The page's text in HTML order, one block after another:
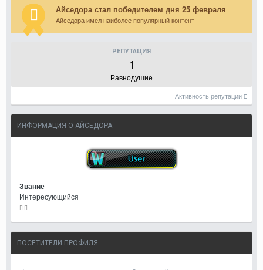
Айседора стал победителем дня 25 февраля
Айседора имел наиболее популярный контент!
РЕПУТАЦИЯ
1
Равнодушие
Активность репутации
ИНФОРМАЦИЯ О АЙСЕДОРА
Звание
Интересующийся
ПОСЕТИТЕЛИ ПРОФИЛЯ